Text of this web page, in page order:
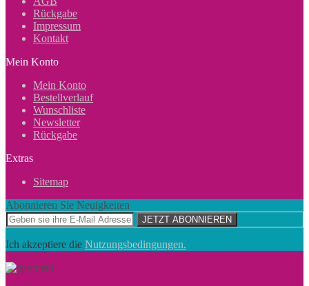
Rückgabe
Impressum
Kontakt
Mein Konto
Mein Konto
Bestellverlauf
Wunschliste
Newsletter
Rückgabe
Extras
Sitemap
Abonnieren Sie Neuigkeiten
JETZT ABONNIEREN
Ich akzeptiere die Nutzungsbedingungen.